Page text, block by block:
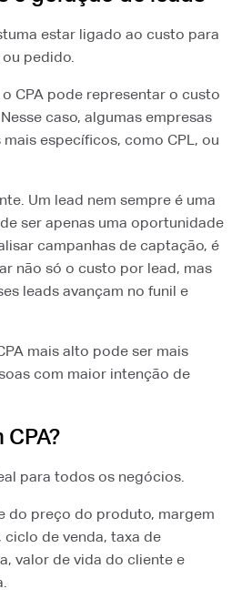
estar ligado ao custo para
pedido.
CPA pode representar o custo
caso, algumas empresas
específicos, como CPL, ou
Um lead nem sempre é uma
ser apenas uma oportunidade
campanhas de captação, é
não só o custo por lead, mas
leads avançam no funil e
mais alto pode ser mais
com maior intenção de
para todos os negócios.
do preço do produto, margem
de venda, taxa de
valor de vida do cliente e